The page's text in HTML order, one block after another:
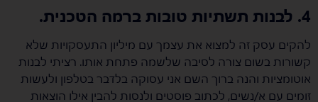
4. לבנות תשתיות טובות ברמה הטכנית.
להקים עסק זה למצוא את עצמך עם מיליון התעסקויות שלא
קשורות בשום צורה לסיבה שלשמה פתחת אותו. רציתי לבנות
אוטומציות והנה ברוך השם אני עסוקה בלדבר בטלפון ולעשות
זומים עם א/נשים, לכתוב פוסטים ולנסות להבין אילו הוצאות